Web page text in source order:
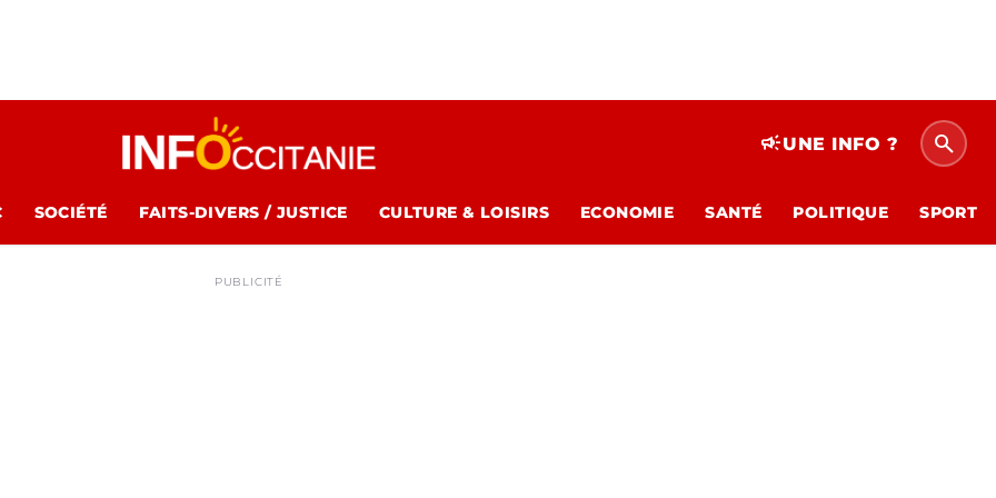
campaignUNE INFO ? search
SOCIÉTÉ FAITS-DIVERS / JUSTICE CULTURE & LOISIRS ECONOMIE SANTÉ POLITIQUE SPORT
PUBLICITÉ